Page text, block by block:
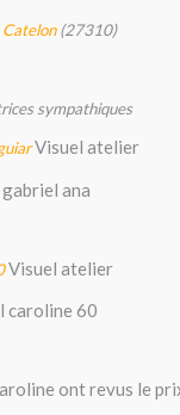
(27310)
sympathiques
Visuel atelier
Visuel atelier
ont revus le